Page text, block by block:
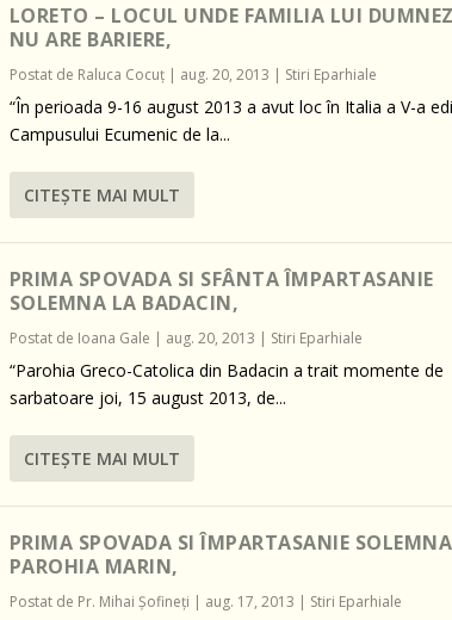
LORETO – LOCUL UNDE FAMILIA LUI
NU ARE BARIERE,
Postat de Raluca Cocuţ| aug. 20, 2013 | Stiri Eparhiale
“În perioada 9-16 august 2013 a avut loc în Italia a V-a
Campusului Ecumenic de la...
CITEŞTE MAI MULT
PRIMA SPOVADA SI SFÂNTA ÎMPARTASANIE
SOLEMNA LA BADACIN,
Postat de Ioana Gale | aug. 20, 2013 | Stiri Eparhiale
“Parohia Greco-Catolica din Badacin a trait momente de
sarbatoare joi, 15 august 2013, de...
CITEŞTE MAI MULT
PRIMA SPOVADA SI ÎMPARTASANIE
PAROHIA MARIN,
Postat de Pr. Mihai Şofineţi | aug. 17, 2013 | Stiri Eparhiale